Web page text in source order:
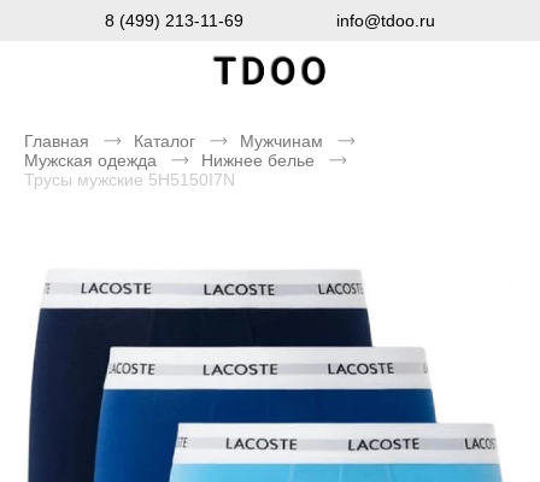
8 (499) 213-11-69 info@tdoo.ru
Главная Каталог
Мужчинам
Мужская одежда
Нижнее белье
Трусы мужские 5H5150I7N